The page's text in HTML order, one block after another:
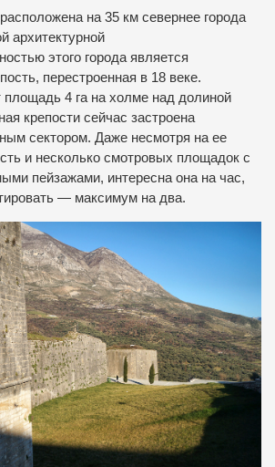
на 35 км севернее города
архитектурной
этого города является
перестроенная в 18 веке.
площадь 4 га на холме над долиной
крепости сейчас застроена
сектором. Даже несмотря на ее
и несколько смотровых площадок с
пейзажами, интересна она на час,
— максимум на два.